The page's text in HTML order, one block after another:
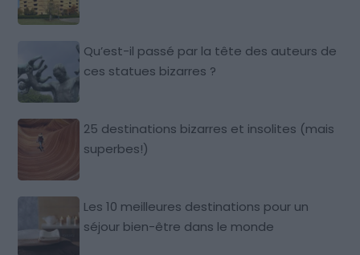
Qu’est-il passé par la tête des auteurs de
ces statues bizarres ?
25 destinations bizarres et insolites (mais
superbes!)
Les 10 meilleures destinations pour un
séjour bien-être dans le monde